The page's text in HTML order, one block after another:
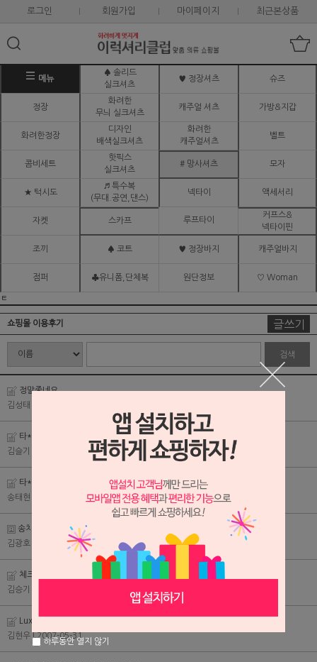
로그인 회원가입 마이페이지 최근본상품
메뉴
♠ 솔리드
실크셔츠
♥ 정장셔츠 슈즈
정장
화려한
무늬 실크셔츠
캐주얼 셔츠 가방&지갑
화려한정장
디자인
배색실크셔츠
화려한
캐주얼셔츠
벨트
콤비세트
핫픽스
실크셔츠
# 망사셔츠 모자
★ 턱시도
♬ 특수복
(무대.공연,댄스)
넥타이 액세서리
자켓 스카프 루프타이
커프스&
넥타이핀
조끼 ♠ 코트 ♥ 정장바지 캐주얼바지
점퍼 ♣유니폼,단체복 원단정보 ♡ Woman
ㅌ
쇼핑몰 이용후기 글쓰기
검색
정말좋네요..
김성태
타* st 솔리드 반팔 셔츠/블랙 후기
김슬기
타* st 솔리드 반팔 셔츠/스카이 후기
송태현
송치디자인사이드백 굿입니다..
김광호
| 2007-06-01
체크의 미학[90533] 후기
김승기
Luxury COOL 원단 원버튼 수트/블랙 후기
김현우 | 2007-05-31
하루동안 열지 않기